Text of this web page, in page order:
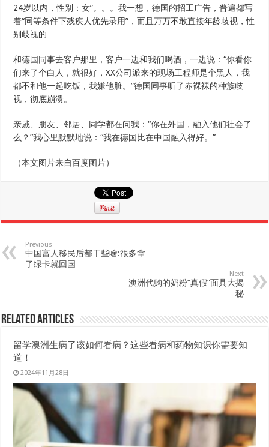
24岁以内，性别：女”。。。我一想，德国的招工广告，普遍都写
着“同等条件下残疾人优先录用”，而且万万不敢直接年龄歧视，性
别歧视的……
和德国同事去客户那里，客户一边和我们喝酒，一边说：“你看你
们来了个白人，就很好，XX公司派来的现场工程师是个黑人，我
都不和他一起吃饭，我嫌他脏。”德国同事听了赤裸裸的种族歧
视，彻底崩溃。
亲戚、朋友、邻居、同学都在问我：“你在外国，融入他们社会了
么？”我心里默默地说：“我在德国比在中国融入得好。”
（本文图片来自百度图片）
Previous
中国富人移民后都干些啥:很多拿
了绿卡就回国
Next
澳洲代购的奶粉”真假”面具大揭
秘
Related Articles
留学澳洲生病了该如何看病？这些看病和药物知识你需要知
道！
2024年11月28日